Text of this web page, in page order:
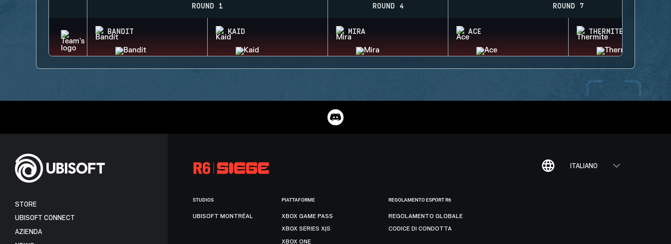
ROUND 1 ROUND 4 ROUND 7
BANDIT KAID MIRA ACE THERMITE
ITALIANO
STORE
UBISOFT CONNECT
AZIENDA
STUDIOS
UBISOFT MONTRÉAL
PIATTAFORME
XBOX GAME PASS
XBOX SERIES X|S
XBOX ONE
REGOLAMENTO ESPORT R6
REGOLAMENTO GLOBALE
CODICE DI CONDOTTA